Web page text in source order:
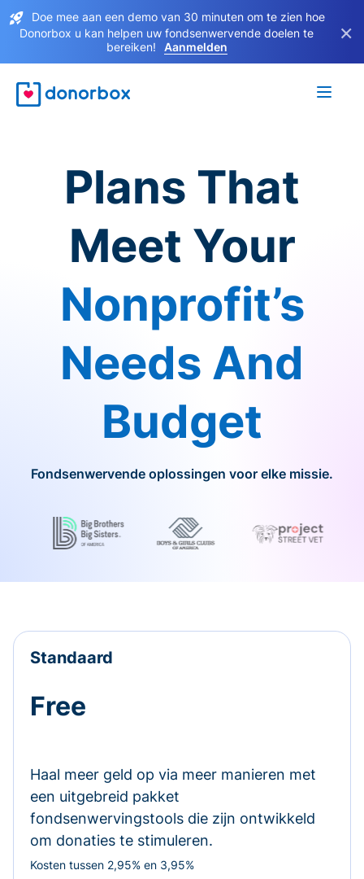
Doe mee aan een demo van 30 minuten om te zien hoe
Donorbox u kan helpen uw fondsenwervende doelen te
bereiken!
Aanmelden
×
Plans That
Meet Your
Nonprofit’s
Needs And
Budget
Fondsenwervende oplossingen voor elke missie.
Standaard
Free
Haal meer geld op via meer manieren met
een uitgebreid pakket
fondsenwervingstools die zijn ontwikkeld
om donaties te stimuleren.
Kosten tussen 2,95% en 3,95%